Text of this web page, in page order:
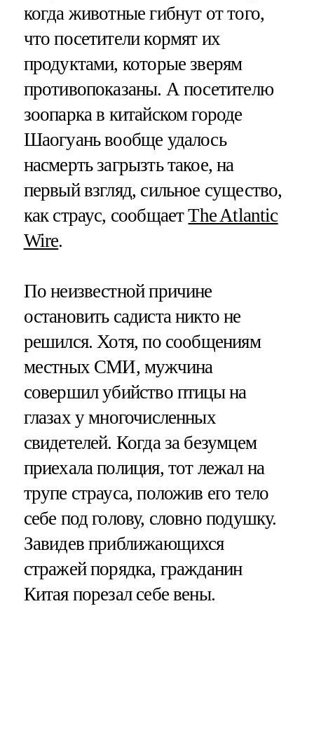
когда животные гибнут от того,
что посетители кормят их
продуктами, которые зверям
противопоказаны. А посетителю
зоопарка в китайском городе
Шаогуань вообще удалось
насмерть загрызть такое, на
первый взгляд, сильное существо,
как страус, сообщаетThe Atlantic
Wire.
По неизвестной причине
остановить садиста никто не
решился. Хотя, по сообщениям
местных СМИ, мужчина
совершил убийство птицы на
глазах у многочисленных
свидетелей. Когда за безумцем
приехала полиция, тот лежал на
трупе страуса, положив его тело
себе под голову, словно подушку.
Завидев приближающихся
стражей порядка, гражданин
Китая порезал себе вены.